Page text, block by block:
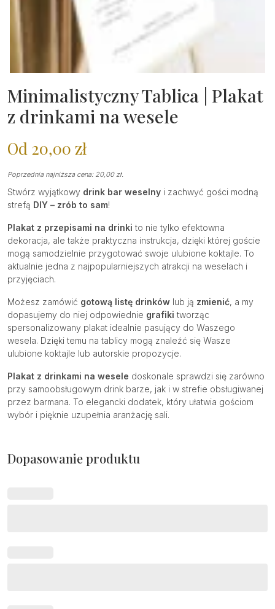
Minimalistyczny Tablica | Plakat
z drinkami na wesele
Od 20,00 zł
Poprzednia najniższa cena: 20,00 zł.
Stwórz wyjątkowy drink bar weselny i zachwyć gości modną
strefą DIY – zrób to sam!
Plakat z przepisami na drinki to nie tylko efektowna
dekoracja, ale także praktyczna instrukcja, dzięki której goście
mogą samodzielnie przygotować swoje ulubione koktajle. To
aktualnie jedna z najpopularniejszych atrakcji na weselach i
przyjęciach.
Możesz zamówić gotową listę drinków lub ją zmienić, a my
dopasujemy do niej odpowiednie grafiki tworząc
spersonalizowany plakat idealnie pasujący do Waszego
wesela. Dzięki temu na tablicy mogą znaleźć się Wasze
ulubione koktajle lub autorskie propozycje.
Plakat z drinkami na wesele doskonale sprawdzi się zarówno
przy samoobsługowym drink barze, jak i w strefie obsługiwanej
przez barmana. To elegancki dodatek, który ułatwia gościom
wybór i pięknie uzupełnia aranżację sali.
Dopasowanie produktu